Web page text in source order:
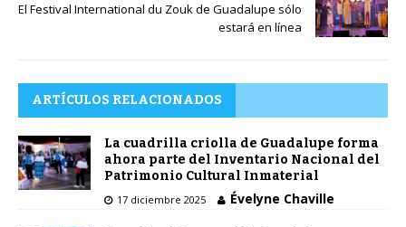
El Festival International du Zouk de Guadalupe sólo
estará en línea
ARTÍCULOS RELACIONADOS
La cuadrilla criolla de Guadalupe forma
ahora parte del Inventario Nacional del
Patrimonio Cultural Inmaterial
17 diciembre 2025 Évelyne Chaville